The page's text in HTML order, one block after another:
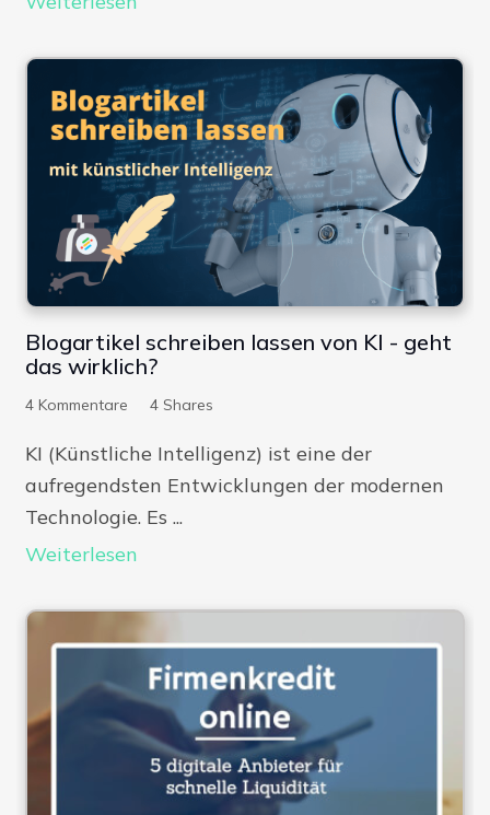
Blogartikel schreiben lassen von KI - geht
das wirklich?
4 Kommentare 4 Shares
KI (Künstliche Intelligenz) ist eine der
aufregendsten Entwicklungen der modernen
Technologie. Es ...
Weiterlesen